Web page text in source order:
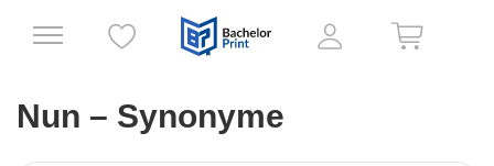
Nun – Synonyme